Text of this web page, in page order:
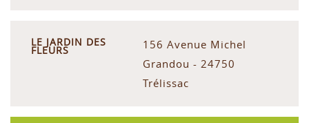
LE JARDIN DES
FLEURS
156 Avenue Michel
Grandou - 24750
Trélissac